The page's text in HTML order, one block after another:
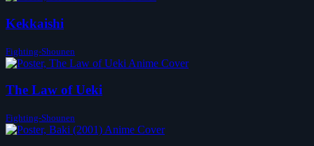
Kekkaishi
Fighting-Shounen
The Law of Ueki
Fighting-Shounen